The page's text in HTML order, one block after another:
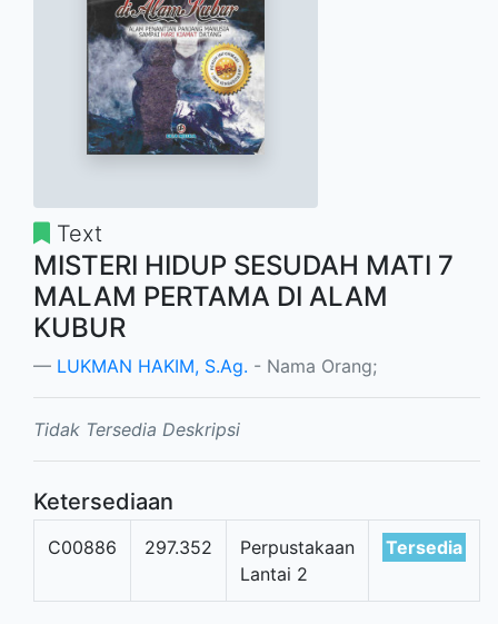
Text
MISTERI HIDUP SESUDAH MATI 7
MALAM PERTAMA DI ALAM
KUBUR
LUKMAN HAKIM, S.Ag. - Nama Orang;
Tidak Tersedia Deskripsi
Ketersediaan
C00886 297.352
Perpustakaan
Lantai 2
Tersedia